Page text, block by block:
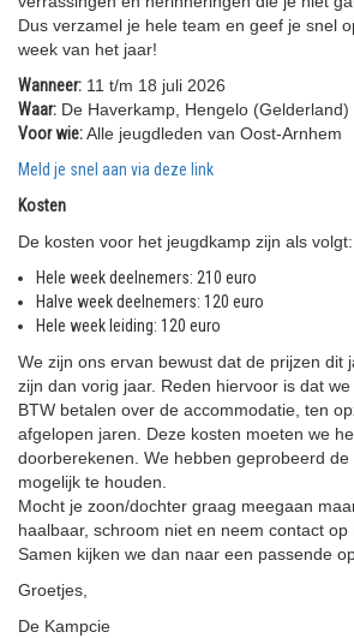
Dus verzamel je hele team en geef je snel
week van het jaar!
Wanneer: 11 t/m 18 juli 2026
Waar: De Haverkamp, Hengelo (Gelderland)
Voor wie:Alle jeugdleden van Oost-Arnhem
Meld je snel aan via deze link
Kosten
De kosten voor het jeugdkamp zijn als volgt:
Hele week deelnemers: 210 euro
Halve week deelnemers: 120 euro
Hele week leiding: 120 euro
We zijn ons ervan bewust dat de prijzen dit
zijn dan vorig jaar. Reden hiervoor is dat
BTW betalen over de accommodatie, ten
afgelopen jaren. Deze kosten moeten we
doorberekenen. We hebben geprobeerd de
mogelijk te houden.
Mocht je zoon/dochter graag meegaan
haalbaar, schroom niet en neem contact op
Samen kijken we dan naar een passende
Groetjes,
De Kampcie